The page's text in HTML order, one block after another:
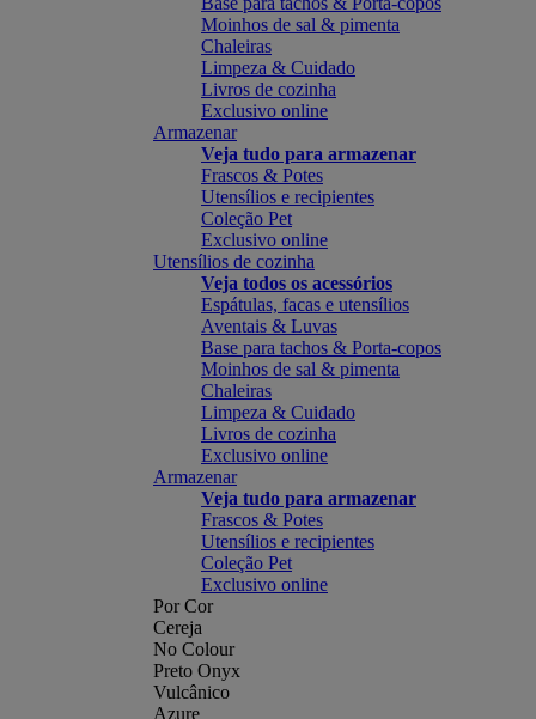
Moinhos de sal & pimenta
Chaleiras
Limpeza & Cuidado
Livros de cozinha
Exclusivo online
Armazenar
Veja tudo para armazenar
Frascos & Potes
Utensílios e recipientes
Coleção Pet
Exclusivo online
Utensílios de cozinha
Veja todos os acessórios
Espátulas, facas e utensílios
Aventais & Luvas
Base para tachos & Porta-copos
Moinhos de sal & pimenta
Chaleiras
Limpeza & Cuidado
Livros de cozinha
Exclusivo online
Armazenar
Veja tudo para armazenar
Frascos & Potes
Utensílios e recipientes
Coleção Pet
Exclusivo online
Por Cor
Cereja
No Colour
Preto Onyx
Vulcânico
Azure